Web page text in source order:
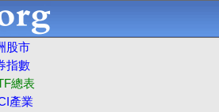
股市
指數
總表
產業